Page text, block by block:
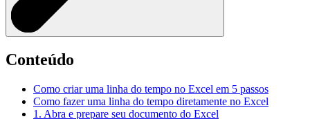
Conteúdo
Como criar uma linha do tempo no Excel em 5 passos
Como fazer uma linha do tempo diretamente no Excel
1. Abra e prepare seu documento do Excel